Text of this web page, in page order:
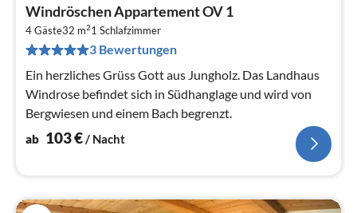
Windröschen Appartement OV 1
4 Gäste32 m21 Schlafzimmer
3 Bewertungen
Ein herzliches Grüss Gott aus Jungholz. Das Landhaus
Windrose befindet sich in Südhanglage und wird von
Bergwiesen und einem Bach begrenzt.
ab 103€ / Nacht